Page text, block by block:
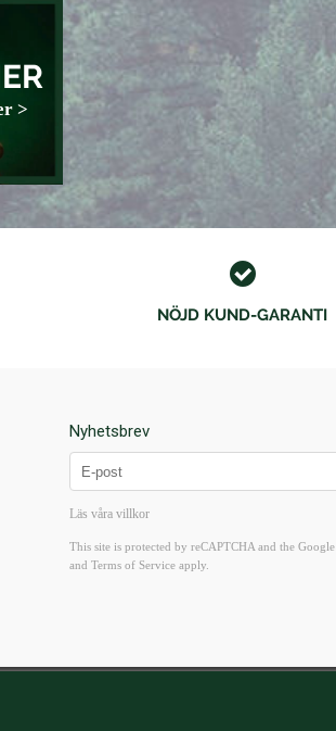
>
NÖJD KUND-GARANTI
Nyhetsbrev
Läs våra villkor
This site is protected by reCAPTCHA and the Google
and Terms of Serviceapply.
| Mån-Fre10-18 I Lör 10-16